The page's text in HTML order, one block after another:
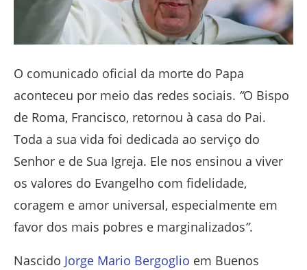
O comunicado oficial da morte do Papa
aconteceu por meio das redes sociais. “O Bispo
de Roma, Francisco, retornou à casa do Pai.
Toda a sua vida foi dedicada ao serviço do
Senhor e de Sua Igreja. Ele nos ensinou a viver
os valores do Evangelho com fidelidade,
coragem e amor universal, especialmente em
favor dos mais pobres e marginalizados”.
Nascido Jorge Mario Bergoglio em Buenos